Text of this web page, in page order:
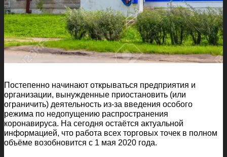
Постепенно начинают открываться предприятия и
организации, вынужденные приостановить (или
ограничить) деятельность из-за введения особого
режима по недопущению распространения
коронавируса. На сегодня остаётся актуальной
информацией, что работа всех торговых точек в полном
объёме возобновится с 1 мая 2020 года.